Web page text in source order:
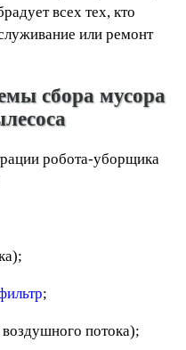
всех тех, кто
или ремонт
сбора мусора
робота-уборщика
;
воздушного потока);